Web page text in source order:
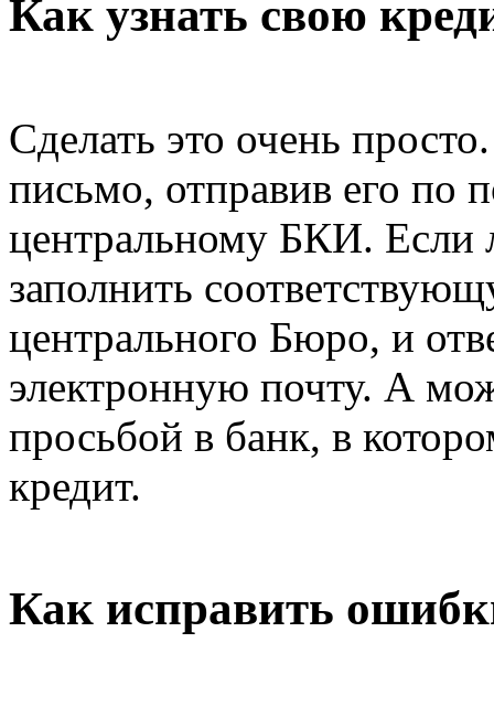
Как узнать свою
Сделать это очень
письмо, отправив его по
центральному БКИ. Если
заполнить
центрального Бюро, и
электронную почту. А
просьбой в банк, в
кредит.
Как исправить